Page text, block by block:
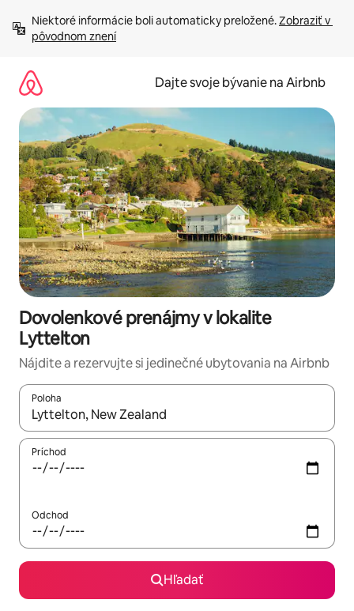
obsah.
Niektoré informácie boli automaticky preložené. Zobraziť v
pôvodnom znení
Dajte svoje bývanie na Airbnb
Dovolenkové prenájmy v lokalite
Lyttelton
Nájdite a rezervujte si jedinečné ubytovania na Airbnb
Poloha
Keď budú výsledky k dispozícii, môžete si ich prechádzať
Príchod
Odchod
Hľadať